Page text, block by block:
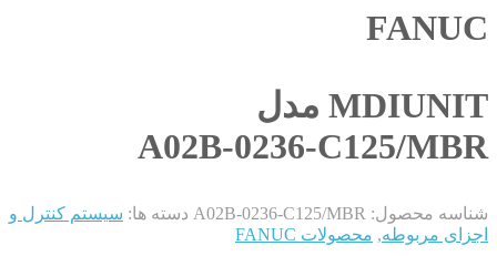
FANUC
MDIUNIT مدل
A02B-0236-C125/MBR
شناسه محصول: A02B-0236-C125/MBR دسته ها: سیستم کنترل و
اجزای مربوطه, محصولات FANUC